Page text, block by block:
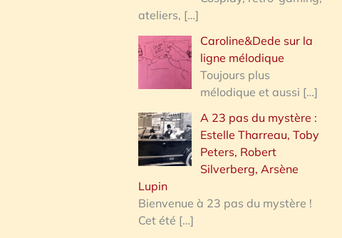
ateliers, […]
Caroline&Dede sur la
ligne mélodique
Toujours plus
mélodique et aussi […]
A 23 pas du mystère :
Estelle Tharreau, Toby
Peters, Robert
Silverberg, Arsène
Lupin
Bienvenue à 23 pas du mystère !
Cet été […]